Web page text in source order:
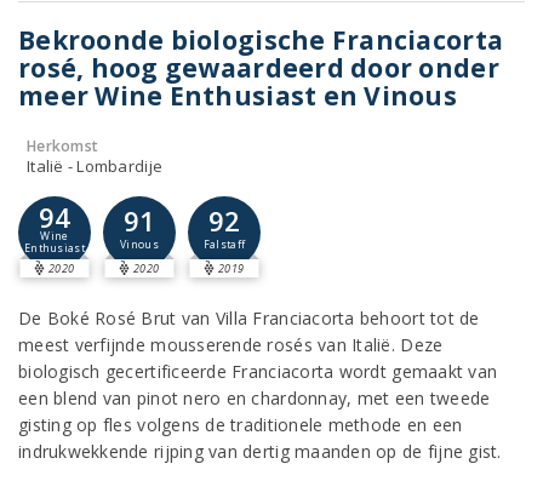
Bekroonde biologische Franciacorta
rosé, hoog gewaardeerd door onder
meer Wine Enthusiast en Vinous
Herkomst
Italië - Lombardije
94
Wine
Enthusiast
2020
91
Vinous
2020
92
Falstaff
2019
De Boké Rosé Brut van Villa Franciacorta behoort tot de
meest verfijnde mousserende rosés van Italië. Deze
biologisch gecertificeerde Franciacorta wordt gemaakt van
een blend van pinot nero en chardonnay, met een tweede
gisting op fles volgens de traditionele methode en een
indrukwekkende rijping van dertig maanden op de fijne gist.